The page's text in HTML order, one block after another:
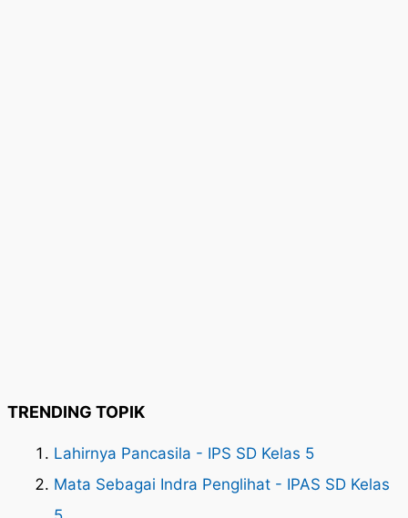
TRENDING TOPIK
Lahirnya Pancasila - IPS SD Kelas 5
Mata Sebagai Indra Penglihat - IPAS SD Kelas